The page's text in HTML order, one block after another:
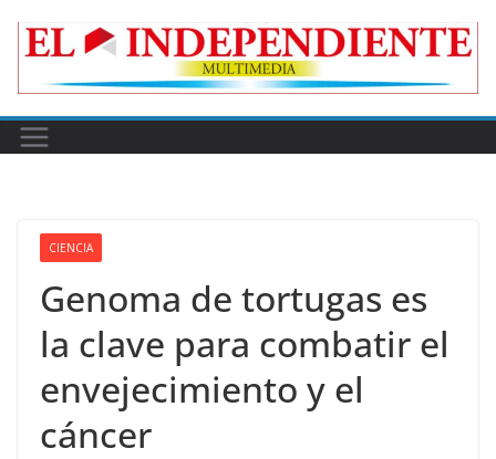
CIENCIA
Genoma de tortugas es
la clave para combatir el
envejecimiento y el
cáncer